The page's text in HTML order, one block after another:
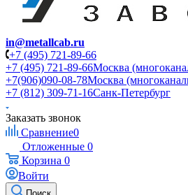
in@metallcab.ru
+7 (495) 721-89-66
+7 (495) 721-89-66Москва
+7(906)090-08-78Москва
+7 (812) 309-71-16Санк-Петербург
Заказать звонок
Сравнение0
Отложенные 0
Корзина 0
Войти